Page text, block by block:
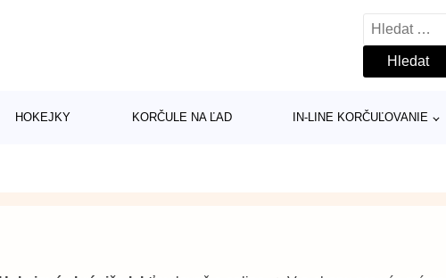
Vyhledávání
HOKEJKY KORČULE NA ĽAD IN-LINE KORČUĽOVANIE